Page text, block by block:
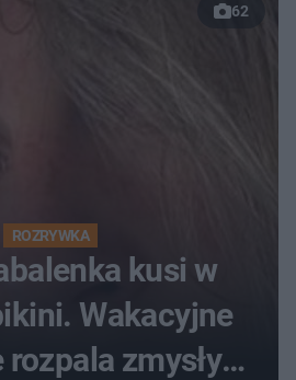
62
ROZRYWKA
kusi w
Wakacyjne
zmysły